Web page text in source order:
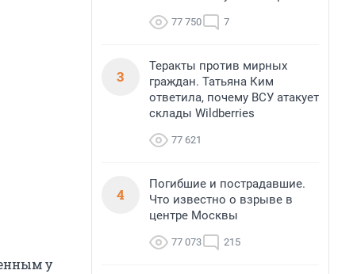
у
77 750 7
3
Теракты против мирных
граждан. Татьяна Ким
ответила, почему ВСУ атакует
склады Wildberries
77 621
4
Погибшие и пострадавшие.
Что известно о взрыве в
центре Москвы
77 073 215